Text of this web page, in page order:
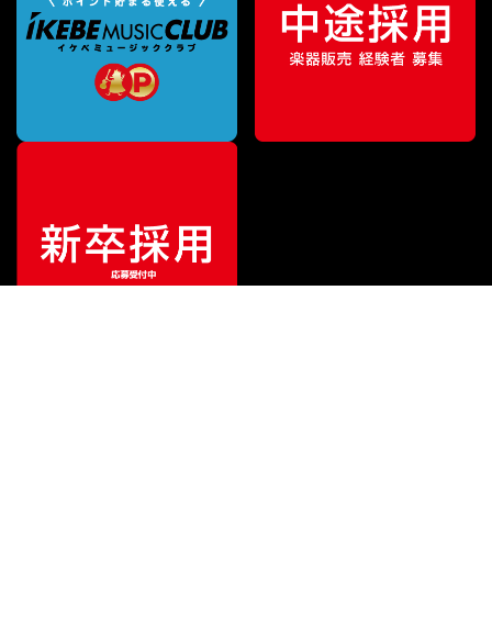
販売価格¥ 6,380（税込）
¥4,943（税込）